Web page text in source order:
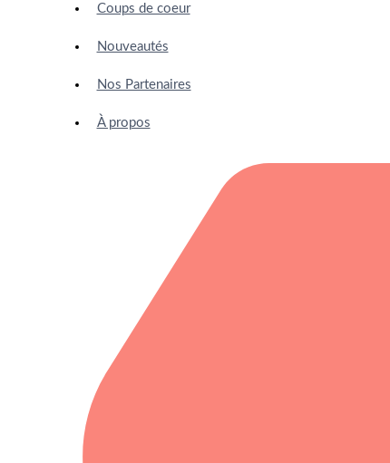
Coups de coeur
Nouveautés
Nos Partenaires
À propos